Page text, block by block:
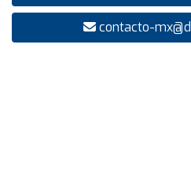
contacto-